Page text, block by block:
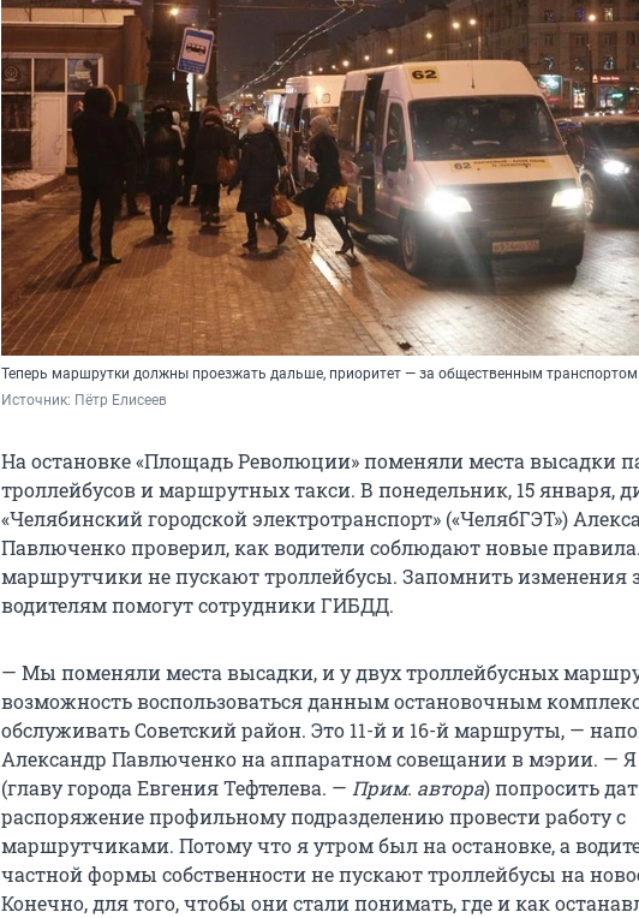
Теперь маршрутки должны проезжать дальше, приоритет — за общественным транспортом
Источник: Пётр Елисеев
На остановке «Площадь Революции» поменяли места высадки
троллейбусов и маршрутных такси. В понедельник, 15 января,
«Челябинский городской электротранспорт» («ЧелябГЭТ»)
Павлюченко проверил, как водители соблюдают новые
маршрутчики не пускают троллейбусы. Запомнить
водителям помогут сотрудники ГИБДД.
— Мы поменяли места высадки, и у двух троллейбусных
возможность воспользоваться данным остановочным
обслуживать Советский район. Это 11-й и 16-й маршруты, —
Александр Павлюченко на аппаратном совещании в мэрии. — Я
(главу города Евгения Тефтелева. — Прим. автора) попросить
распоряжение профильному подразделению провести работу с
маршрутчиками. Потому что я утром был на остановке, а
частной формы собственности не пускают троллейбусы на
Конечно, для того, чтобы они стали понимать, где и как